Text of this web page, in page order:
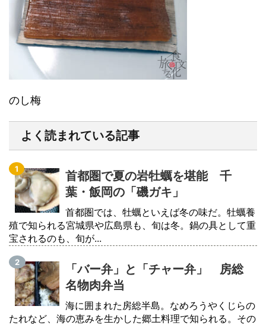
のし梅
よく読まれている記事
首都圏で夏の岩牡蠣を堪能 千
葉・飯岡の「磯ガキ」
首都圏では、牡蠣といえば冬の味だ。牡蠣養
殖で知られる宮城県や広島県も、旬は冬。鍋の具として重
宝されるのも、旬が...
「バー弁」と「チャー弁」 房総
名物肉弁当
海に囲まれた房総半島。なめろうやくじらの
たれなど、海の恵みを生かした郷土料理で知られる。その